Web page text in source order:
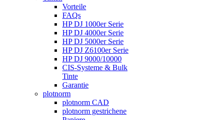
Vorteile
FAQs
HP DJ 1000er Serie
HP DJ 4000er Serie
HP DJ 5000er Serie
HP DJ Z6100er Serie
HP DJ 9000/10000
CIS-Systeme & Bulk
Tinte
Garantie
plotnorm
plotnorm CAD
plotnorm gestrichene